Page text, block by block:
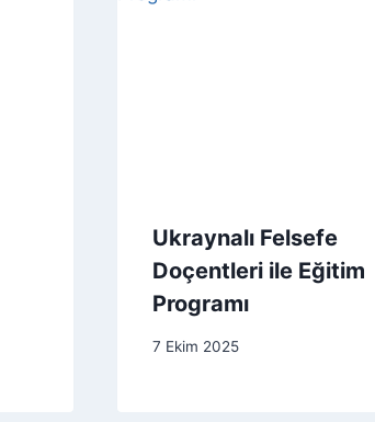
Ukraynalı Felsefe
Doçentleri ile Eğitim
Programı
7 Ekim 2025